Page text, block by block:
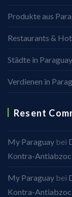
Produkte aus
Restaurants &
Städte in Paraguay
Verdienen in
Resent
My Paraguay bei
Kontra-
My Paraguay bei
Kontra-